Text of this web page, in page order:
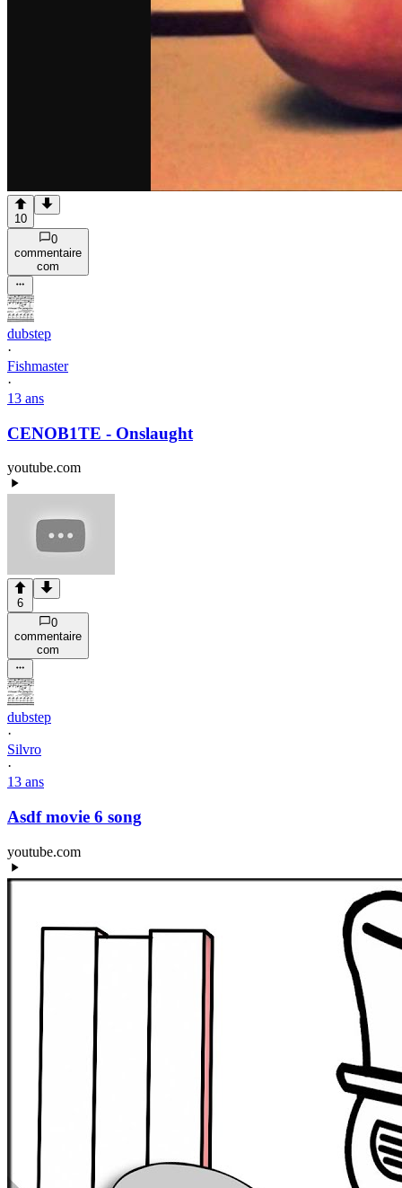
10
0
commentaire
com
dubstep
·
Fishmaster
·
13 ans
CENOB1TE - Onslaught
youtube.com
6
0
commentaire
com
dubstep
·
Silvro
·
13 ans
Asdf movie 6 song
youtube.com